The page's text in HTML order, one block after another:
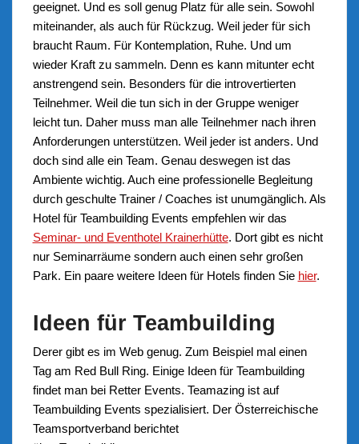
geeignet. Und es soll genug Platz für alle sein. Sowohl
miteinander, als auch für Rückzug. Weil jeder für sich
braucht Raum. Für Kontemplation, Ruhe. Und um
wieder Kraft zu sammeln. Denn es kann mitunter echt
anstrengend sein. Besonders für die introvertierten
Teilnehmer. Weil die tun sich in der Gruppe weniger
leicht tun. Daher muss man alle Teilnehmer nach ihren
Anforderungen unterstützen. Weil jeder ist anders. Und
doch sind alle ein Team. Genau deswegen ist das
Ambiente wichtig. Auch eine professionelle Begleitung
durch geschulte Trainer / Coaches ist unumgänglich. Als
Hotel für Teambuilding Events empfehlen wir das
Seminar- und Eventhotel Krainerhütte. Dort gibt es nicht
nur Seminarräume sondern auch einen sehr großen
Park. Ein paare weitere Ideen für Hotels finden Sie hier.
Ideen für Teambuilding
Derer gibt es im Web genug. Zum Beispiel mal einen
Tag am Red Bull Ring. Einige Ideen für Teambuilding
findet man bei Retter Events. Teamazing ist auf
Teambuilding Events spezialisiert. Der Österreichische
Teamsportverband berichtet